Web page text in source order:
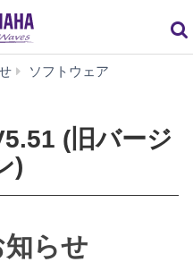
ソフトウェア
(旧
バ
(旧バージ
)
らせ